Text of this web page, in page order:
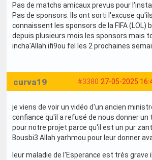
Pas de matchs amicaux prevus pour
Pas de sponsors. Ils ont sorti l'excuse
connaissent les sponsors de la FIFA (LOL)
depuis plusieurs mois les sponsors mais
incha'Allah ifi9ou fel les 2 prochaines
#3380 27-05-2025
curva19
je viens de voir un vidéo d'un ancien
confiance qu'il a refusé de nous donner un
pour notre projet parce qu'il est un pur
Bousbi3 Allah yarhmou pour leur donner
leur maladie de l'Esperance est très grave